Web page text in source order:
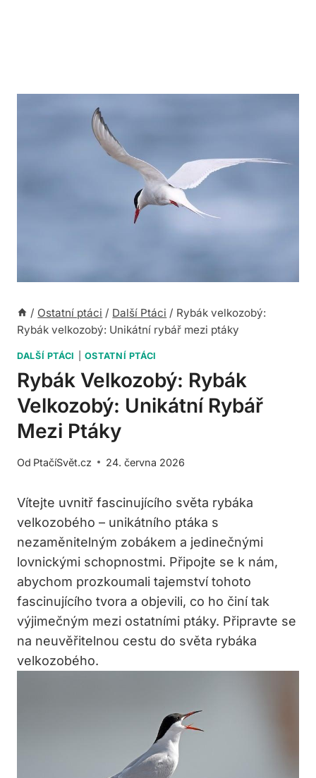
/ Ostatní ptáci / Další Ptáci / Rybák velkozobý:
Rybák velkozobý: Unikátní rybář mezi ptáky
DALŠÍ PTÁCI OSTATNÍ PTÁCI
Rybák Velkozobý: Rybák
Velkozobý: Unikátní Rybář
Mezi Ptáky
Od PtačíSvět.cz 24. června 2026
Vítejte uvnitř fascinujícího světa rybáka
velkozobého – unikátního ptáka s
nezaměnitelným zobákem a jedinečnými
lovnickými schopnostmi. Připojte se k nám,
abychom prozkoumali tajemství tohoto
fascinujícího tvora a objevili, co ho činí tak
výjimečným mezi ostatními ptáky. Připravte se
na neuvěřitelnou cestu do světa rybáka
velkozobého.